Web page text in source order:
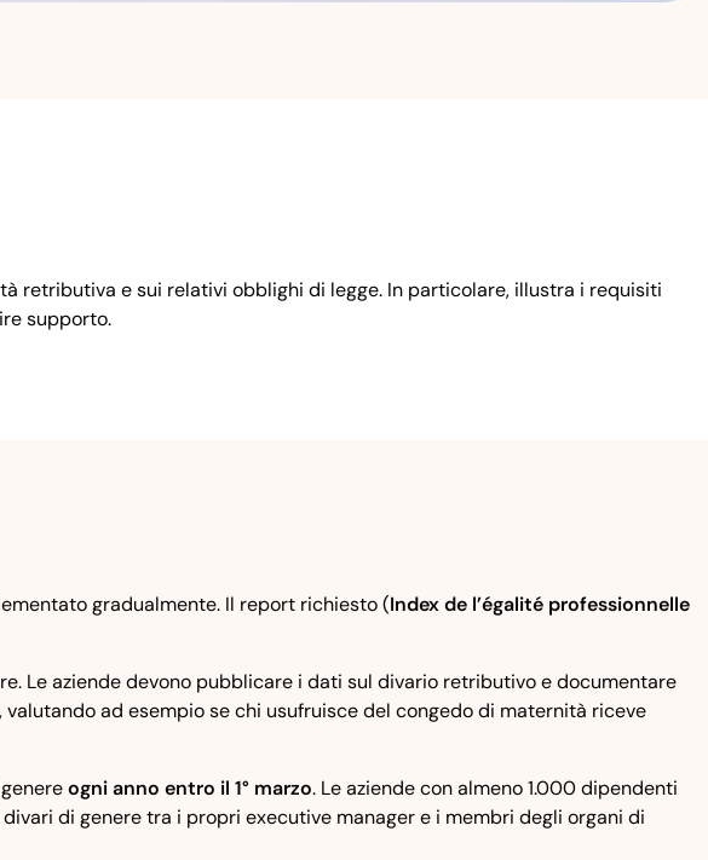
retributiva e sui relativi obblighi di legge. In particolare, illustra i requisiti
supporto.
gradualmente. Il report richiesto (Index de l’égalité professionnelle
Le aziende devono pubblicare i dati sul divario retributivo e documentare
ad esempio se chi usufruisce del congedo di maternità riceve
ogni anno entro il 1° marzo. Le aziende con almeno 1.000 dipendenti
di genere tra i propri executive manager e i membri degli organi di